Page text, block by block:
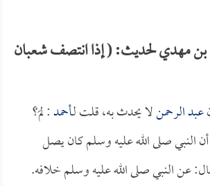
بن مهدي لحديث: ( إذا انتصف شعبان
عبد الرحمنلا يحدث به، قلت لـأحمد: لمَ؟
النبي صلى الله عليه وسلم كان يصل
عن النبي صلى الله عليه وسلم خلافه.